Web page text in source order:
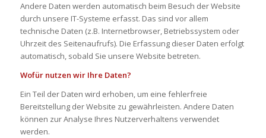
Andere Daten werden automatisch beim Besuch der Website
durch unsere IT-Systeme erfasst. Das sind vor allem
technische Daten (z.B. Internetbrowser, Betriebssystem oder
Uhrzeit des Seitenaufrufs). Die Erfassung dieser Daten erfolgt
automatisch, sobald Sie unsere Website betreten.
Wofür nutzen wir Ihre Daten?
Ein Teil der Daten wird erhoben, um eine fehlerfreie
Bereitstellung der Website zu gewährleisten. Andere Daten
können zur Analyse Ihres Nutzerverhaltens verwendet
werden.